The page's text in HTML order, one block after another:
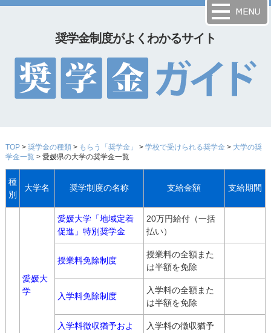
奨学金制度がよくわかるサイト
TOP> 奨学金の種類> もらう「奨学金」 > 学校で受けられる奨学金 > 大学の奨
学金一覧> 愛媛県の大学の奨学金一覧
種
別
大学名 奨学制度の名称 支給金額 支給期間
愛媛大
学
愛媛大学「地域定着
促進」特別奨学金
20万円給付（一括
払い）
授業料免除制度
授業料の全額また
は半額を免除
入学料免除制度
入学料の全額また
は半額を免除
入学料徴収猶予およ
入学料の徴収猶予